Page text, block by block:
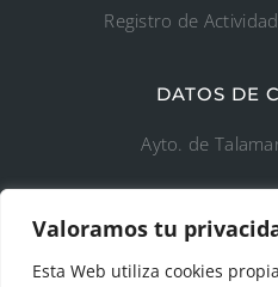
Valoramos tu
Esta Web utiliza cookies
Registro de
DATOS DE
Ayto. de
Jarama